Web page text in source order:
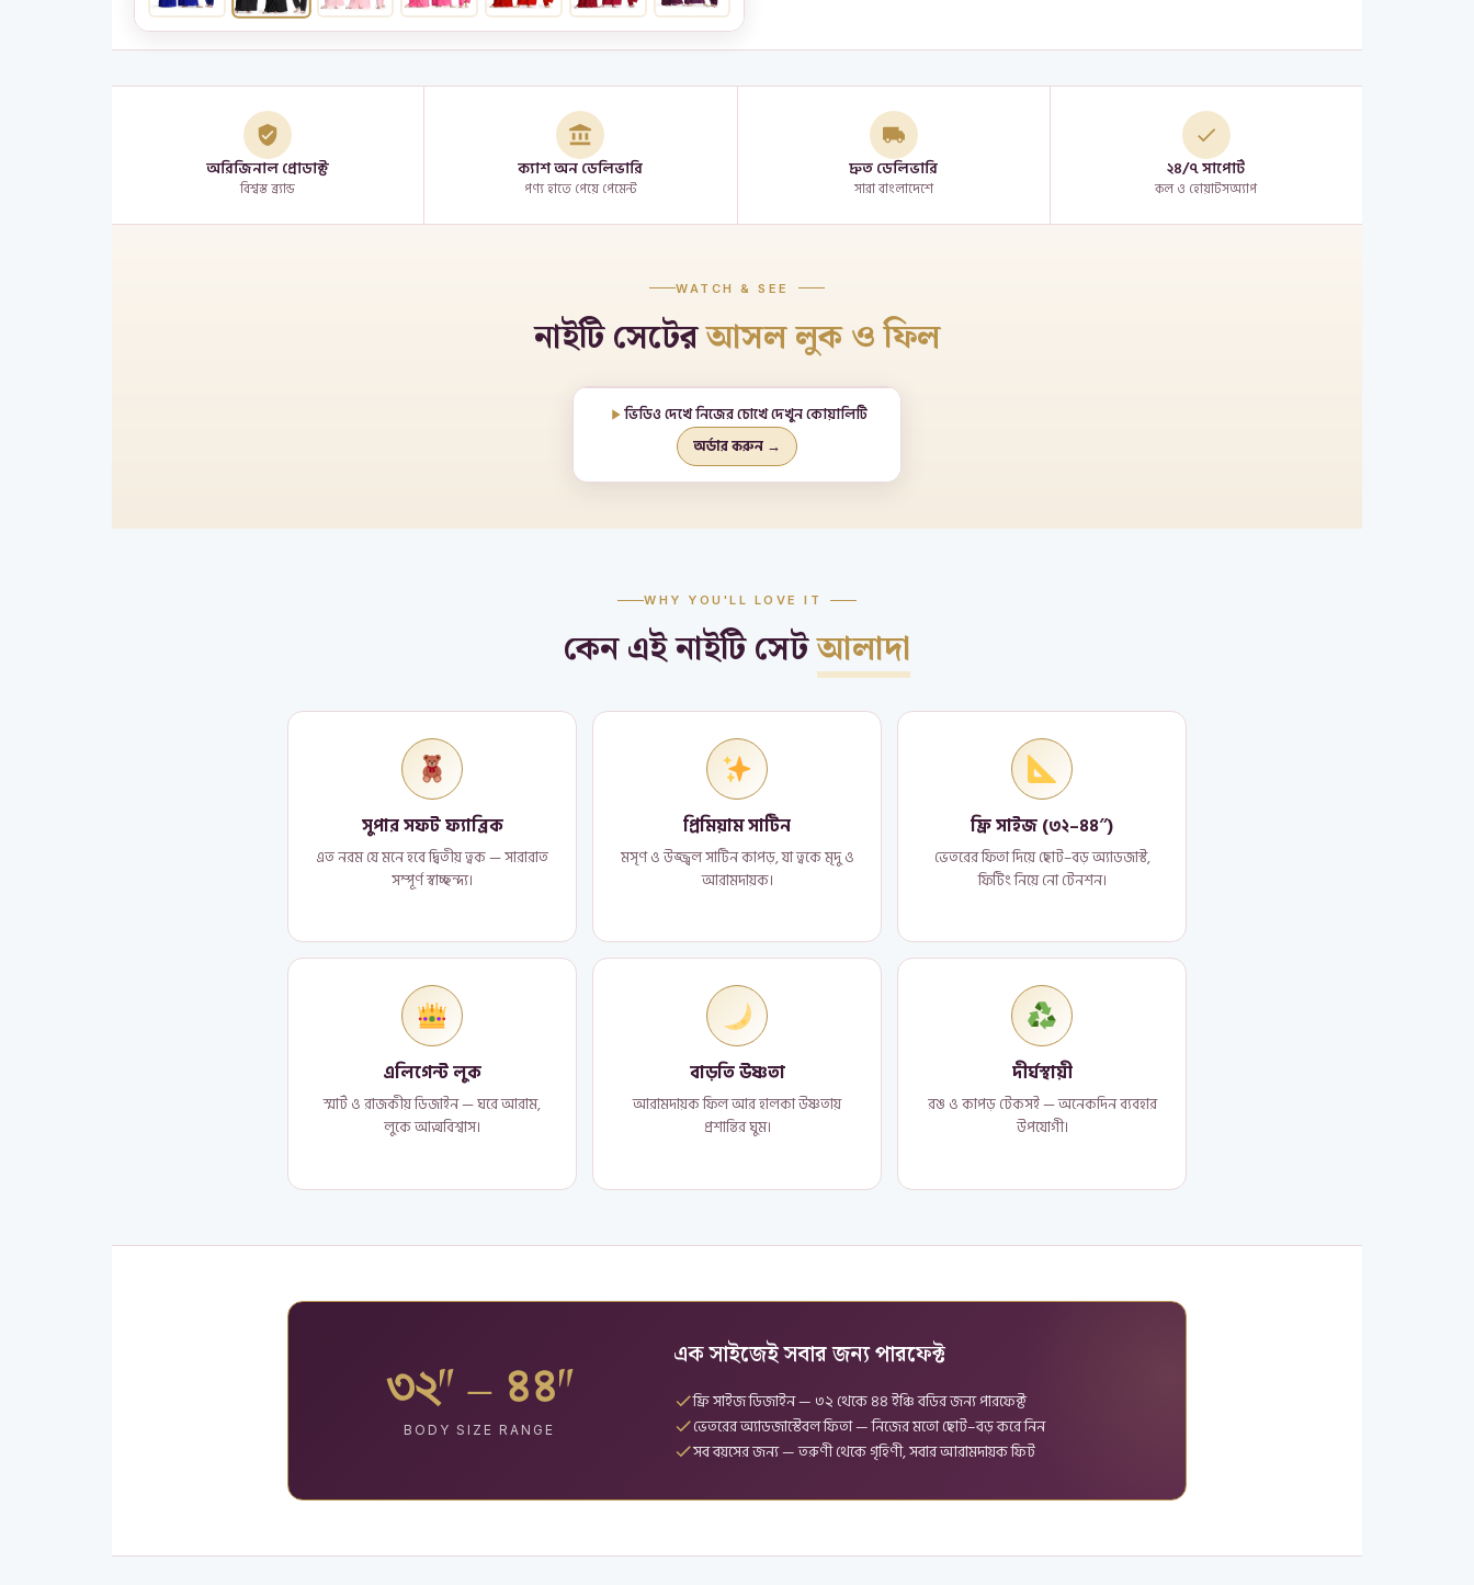
অরিজিনাল প্রোডাক্ট
বিশ্বস্ত ব্র্যান্ড
ক্যাশ অন ডেলিভারি
পণ্য হাতে পেয়ে পেমেন্ট
দ্রুত ডেলিভারি
সারা বাংলাদেশে
২৪/৭ সাপোর্ট
কল ও হোয়াটসঅ্যাপ
WATCH & SEE
নাইটি সেটেরআসল লুক ও ফিল
ভিডিও দেখে নিজের চোখে দেখুন কোয়ালিটি
অর্ডার করুন →
WHY YOU'LL LOVE IT
কেন এই নাইটি সেটআলাদা
সুপার সফট ফ্যাব্রিক
এত নরম যে মনে হবে দ্বিতীয় ত্বক — সারারাত
সম্পূর্ণ স্বাচ্ছন্দ্য।
প্রিমিয়াম সাটিন
মসৃণ ও উজ্জ্বল সাটিন কাপড়, যা ত্বকে মৃদু ও
আরামদায়ক।
ফ্রি সাইজ (৩২–৪৪″)
ভেতরের ফিতা দিয়ে ছোট–বড় অ্যাডজাস্ট,
ফিটিং নিয়ে নো টেনশন।
এলিগেন্ট লুক
স্মার্ট ও রাজকীয় ডিজাইন — ঘরে আরাম,
লুকে আত্মবিশ্বাস।
বাড়তি উষ্ণতা
আরামদায়ক ফিল আর হালকা উষ্ণতায়
প্রশান্তির ঘুম।
দীর্ঘস্থায়ী
রঙ ও কাপড় টেকসই — অনেকদিন ব্যবহার
উপযোগী।
৩২″ – ৪৪″
BODY SIZE RANGE
এক সাইজেই সবার জন্য পারফেক্ট
ফ্রি সাইজ ডিজাইন — ৩২ থেকে ৪৪ ইঞ্চি বডির জন্য পারফেক্ট
ভেতরের অ্যাডজাস্টেবল ফিতা — নিজের মতো ছোট–বড় করে নিন
সব বয়সের জন্য — তরুণী থেকে গৃহিণী, সবার আরামদায়ক ফিট